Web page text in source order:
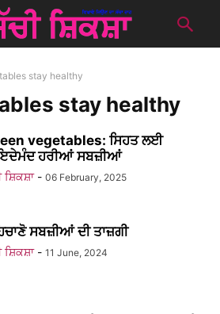
stay healthy
stay healthy
vegetables: ਸਿਹਤ ਲਈ
ਹਰੀਆਂ ਸਬਜ਼ੀਆਂ
ਸ਼ਿਕਸ਼ਾ - 06 February, 2025
ਸਬਜ਼ੀਆਂ ਦੀ ਤਾਜ਼ਗੀ
ਸ਼ਿਕਸ਼ਾ - 11 June, 2024